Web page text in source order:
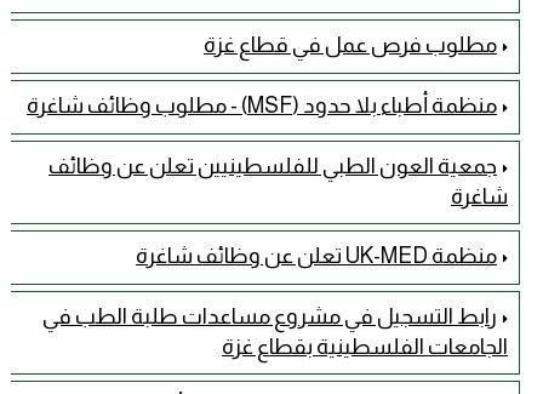
مطلوب فرص عمل في قطاع غزة
منظمة أطباء بلا حدود (MSF) - مطلوب وظائف شاغرة
جمعية العون الطبي للفلسطينيين تعلن عن وظائف
شاغرة
منظمة UK-MED تعلن عن وظائف شاغرة
رابط التسجيل في مشروع مساعدات طلبة الطب في
الجامعات الفلسطينية بقطاع غزة